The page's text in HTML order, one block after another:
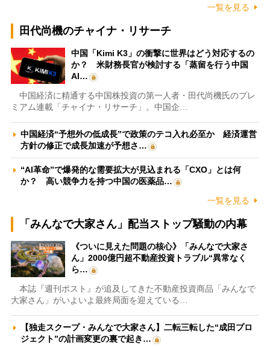
一覧を見る
田代尚機のチャイナ・リサーチ
中国「Kimi K3」の衝撃に世界はどう対応するの
か？ 米財務長官が検討する「蒸留を行う中国
AI…
中国経済に精通する中国株投資の第一人者・田代尚機氏のプレ
ミアム連載「チャイナ・リサーチ」。中国企…
中国経済“予想外の低成長”で政策のテコ入れ必至か 経済運営
方針の修正で成長加速が予想さ…
“AI革命”で爆発的な需要拡大が見込まれる「CXO」とは何
か？ 高い競争力を持つ中国の医薬品…
一覧を見る
「みんなで大家さん」配当ストップ騒動の内幕
《ついに見えた問題の核心》「みんなで大家さ
ん」2000億円超不動産投資トラブル“異常なく
ら…
本誌『週刊ポスト』が追及してきた不動産投資商品「みんなで
大家さん」がいよいよ最終局面を迎えている…
【独走スクープ・みんなで大家さん】二転三転した“成田プロ
ジェクト”の計画変更の裏で起き…